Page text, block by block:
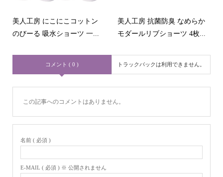
美人工房 にこにこコットン
のびーる 吸水ショーツ 一...
美人工房 抗菌防臭 なめらか
モダールリブショーツ 4枚...
コメント ( 0 ) トラックバックは利用できません。
この記事へのコメントはありません。
名前 ( 必須 )
E-MAIL ( 必須 ) ※ 公開されません